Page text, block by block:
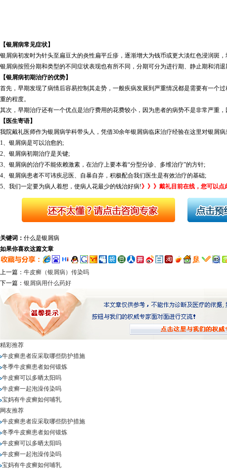
【银屑病常见症状】
银屑病初发时为针头至扁豆大的炎性扁平丘疹，逐渐增大为钱币或更大淡红色浸润斑
银屑病按照分期和类型的不同症状表现也有所不同，分期可分为进行期、静止期和消
【银屑病初期治疗的优势】
首先，早期发现了病情后容易控制其走势，一般疾病发展到严重情况都是需要有一个
重的程度。
其次，早期治疗还有一个优点是治疗费用的花费较小，因为患者的病势不是非常严重
【医生寄语】
我院戴礼医师作为银屑病学科带头人，凭借30余年银屑病临床治疗经验在这里对银屑病
1、银屑病是可以治愈的;
2、银屑病初期治疗是关键;
3、银屑病的治疗不能依赖激素，在治疗上要本着“分型分诊、多维治疗”的方针;
4、银屑病患者不可讳疾忌医、自暴自弃，积极配合我们医生是有效治疗的基础;
5、我们一定要为病人着想，使病人花最少的钱治好病!》》》戴礼目前在线，您可以点
关键词： 什么是银屑病
如果你喜欢这篇文章
上一篇： 牛皮癣（银屑病）传染吗
下一篇： 银屑病用什么药好
精彩推荐
牛皮癣患者应采取哪些防护措施
冬季牛皮癣患者如何锻炼
牛皮癣可以多晒太阳吗
牛皮癣一起泡澡传染吗
宝妈有牛皮癣如何哺乳
网友推荐
牛皮癣患者应采取哪些防护措施
冬季牛皮癣患者如何锻炼
牛皮癣可以多晒太阳吗
牛皮癣一起泡澡传染吗
宝妈有牛皮癣如何哺乳